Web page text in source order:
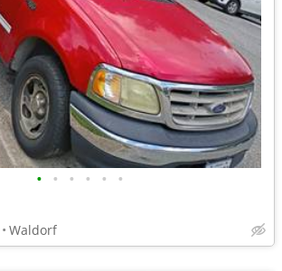
• • • • • •
Waldorf